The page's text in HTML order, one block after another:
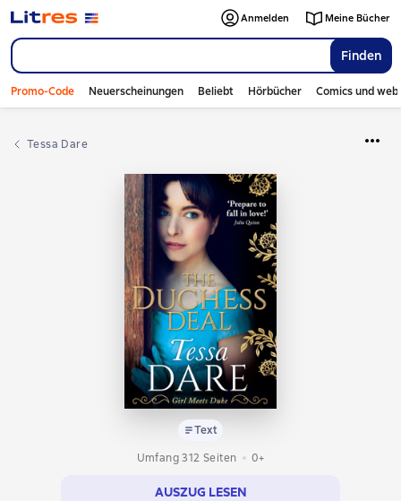
Finden
Anmelden Meine Bücher
Promo-Code Neuerscheinungen Beliebt Hörbücher Comics und
Tessa Dare
Text
Umfang 312 Seiten
0+
AUSZUG LESEN